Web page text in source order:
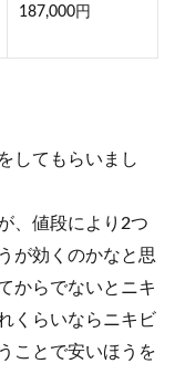
187,000円
してもらいまし
、値段により2つ
が効くのかなと思
からでないとニキ
くらいならニキビ
ことで安いほうを